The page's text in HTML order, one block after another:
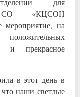
СО «КЦСОН
мероприятие, на
и прекрасное
в этот день в
наши светлые